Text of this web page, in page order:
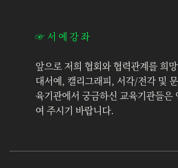
☞ 서 예 강 좌
앞으로 저희 협회와 협력관계를 희
대서예, 캘리그래피, 서각/전각 및
육기관에서 궁금하신 교육기관들은
여 주시기 바랍니다.